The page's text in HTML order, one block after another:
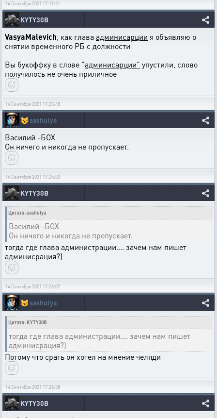
14 Сентября 2021 17:19:21
KYTY30B
VasyaMalevich , как глава админисарции я объявляю о
снятии временного РБ с должности
Вы букоффку в слове "админисарции" упустили, слово
получилось не очень приличное
14 Сентября 2021 17:23:48
😼sashulya
Василий -БОХ
Он ничего и никогда не пропускает.
14 Сентября 2021 17:25:03
KYTY30B
Цитата: sashulya
Василий -БОХ
Он ничего и никогда не пропускает.
тогда где глава администрации.... зачем нам пишет
админисрация?)
14 Сентября 2021 17:26:07
😼sashulya
Цитата: KYTY30B
тогда где глава администрации.... зачем нам пишет
админисрация?)
Потому что срать он хотел на мнение челяди
14 Сентября 2021 17:26:58
KYTY30B